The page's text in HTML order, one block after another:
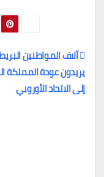
تصفّح
المقالات
آلاف المواطنين
يريدون عودة المملكة
إلى الاتحاد الأوروبي